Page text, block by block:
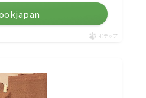
ポチップ